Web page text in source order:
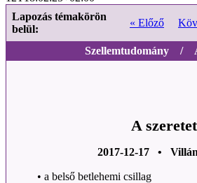
Lapozás témakörön
belül:
« Előző
Szellemtudomány /
A
2017-12-17 •
• a belső betlehemi csillag